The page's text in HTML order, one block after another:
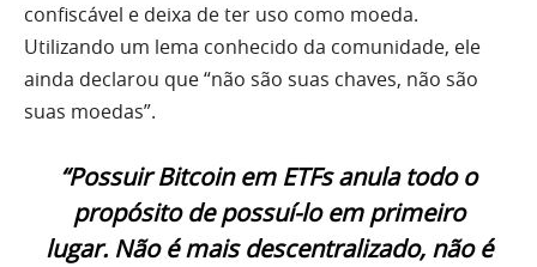
confiscável e deixa de ter uso como moeda.
Utilizando um lema conhecido da comunidade, ele
ainda declarou que “não são suas chaves, não são
suas moedas”.
“Possuir Bitcoin em ETFs anula todo o
propósito de possuí-lo em primeiro
lugar. Não é mais descentralizado, não é